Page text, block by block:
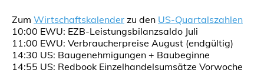
Zum Wirtschaftskalender zu den US-Quartalszahlen
10:00 EWU: EZB-Leistungsbilanzsaldo Juli
11:00 EWU: Verbraucherpreise August (endgültig)
14:30 US: Baugenehmigungen + Baubeginne
14:55 US: Redbook Einzelhandelsumsätze Vorwoche